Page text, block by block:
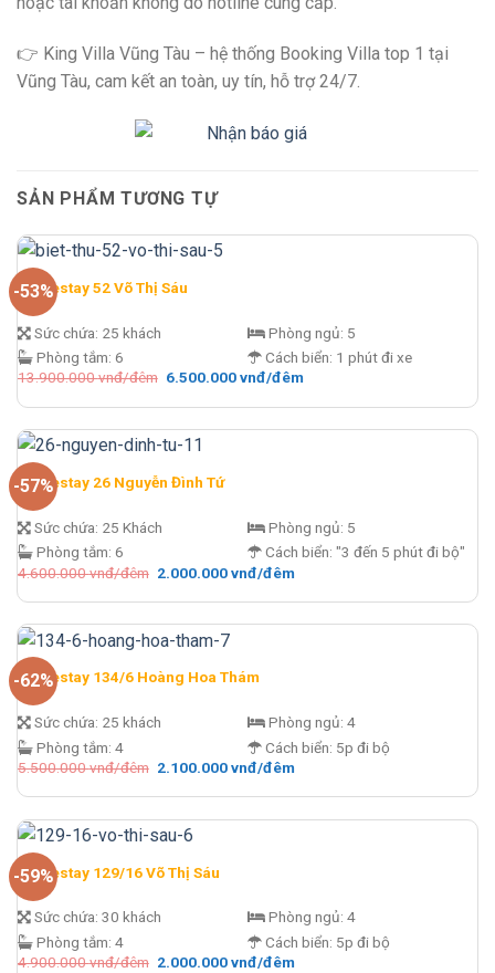
👉 King Villa Vũng Tàu – hệ thống Booking Villa top 1 tại
Vũng Tàu, cam kết an toàn, uy tín, hỗ trợ 24/7.
SẢN PHẨM TƯƠNG TỰ
-53%
Homestay 52 Võ Thị Sáu
Sức chứa: 25 khách
Phòng tắm: 6
Phòng ngủ: 5
Cách biển: 1 phút đi xe
13.900.000vnđ/đêm Giá
là:
đêm.
6.500.000vnđ/đêmGiá
tại
6.500.000 vnđ/
-57%
Homestay 26 Nguyễn Đình Tứ
Sức chứa: 25 Khách
Phòng tắm: 6
Phòng ngủ: 5
Cách biển: "3 đến 5 phút đi bộ"
4.600.000vnđ/đêm Giá
là:
đêm.
2.000.000vnđ/đêmGiá
tại
2.000.000 vnđ/
-62%
Homestay 134/6 Hoàng Hoa Thám
Sức chứa: 25 khách
Phòng tắm: 4
Phòng ngủ: 4
Cách biển: 5p đi bộ
5.500.000vnđ/đêm Giá
là:
đêm.
2.100.000vnđ/đêmGiá
tại
2.100.000 vnđ/
-59%
Homestay 129/16 Võ Thị Sáu
Sức chứa: 30 khách
Phòng tắm: 4
Phòng ngủ: 4
Cách biển: 5p đi bộ
4.900.000vnđ/đêm Giá
2.000.000vnđ/đêmGiá